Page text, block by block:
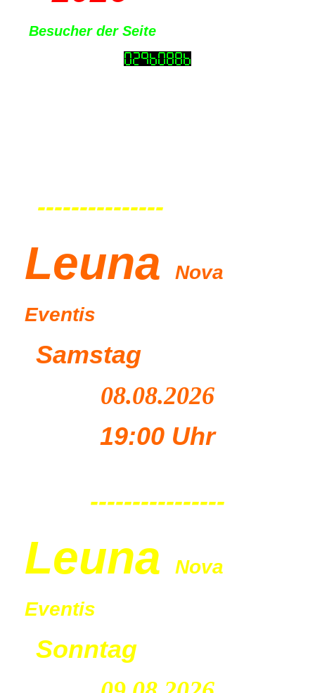
Besucher der Seite
---------------
Leuna
Nova
Eventis
Samstag
08.08.2026
19:00 Uhr
----------------
Leuna
Nova
Eventis
Sonntag